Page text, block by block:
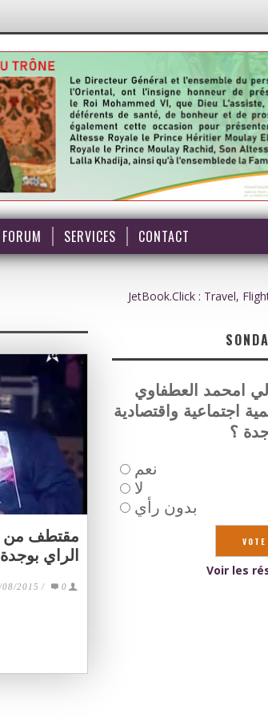
FORUM SERVICES CONTACT
مقتطف من
الراي بوجدة VIDEO
08/2015 / 0
JetBook.Click : Travel,
امحمد العطفاوي
اجتماعية واقتصادية
؟
نعم
لا
بدون رأي
Voir les